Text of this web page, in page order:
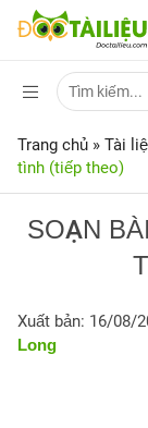
Trang chủ » Tài
tình (tiếp theo)
SOẠN
Xuất bản: 16/08/
Long